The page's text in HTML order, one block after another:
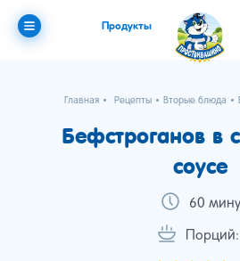
Продукты
Главная Рецепты Вторые блюда
Бефстроганов в
соусе
60